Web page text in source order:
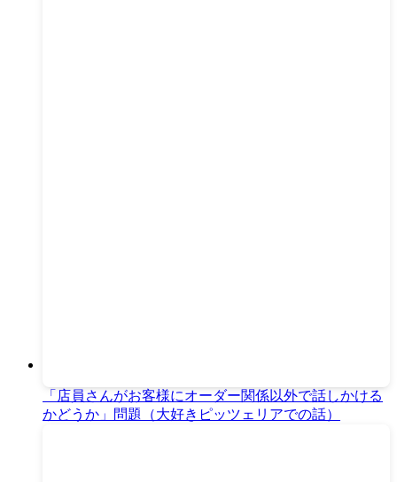
「店員さんがお客様にオーダー関係以外で話しかける
かどうか」問題（大好きピッツェリアでの話）